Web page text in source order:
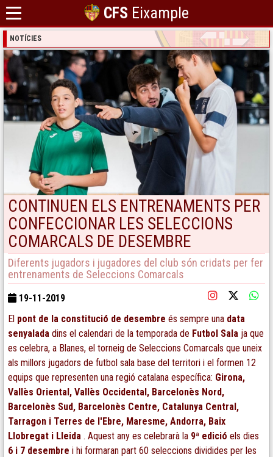
CFS Eixample
NOTÍCIES
CONTINUEN ELS ENTRENAMENTS PER
CONFECCIONAR LES SELECCIONS
COMARCALS DE DESEMBRE
Diferents jugadors i jugadores del club són cridats per fer
entrenaments de Seleccions Comarcals
19-11-2019
El pont de la constitució de desembre és sempre una data
senyalada dins el calendari de la temporada de Futbol Sala ja que
es celebra, a Blanes, el torneig de Seleccions Comarcals que uneix
als millors jugadors de futbol sala base del territori i el formen 12
equips que representen una regió catalana específica: Girona,
Vallès Oriental, Vallès Occidental, Barcelonès Nord,
Barcelonès Sud, Barcelonès Centre, Catalunya Central,
Tarragon i Terres de l'Ebre, Maresme, Andorra, Baix
Llobregat i Lleida . Aquest any es celebrarà la 9ª edició els dies
6 i 7 desembre i hi formaran part 60 seleccions dividides per les